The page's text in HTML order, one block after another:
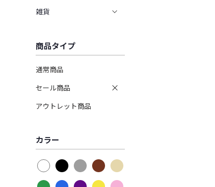
雑貨
商品タイプ
通常商品
セール商品
アウトレット商品
カラー